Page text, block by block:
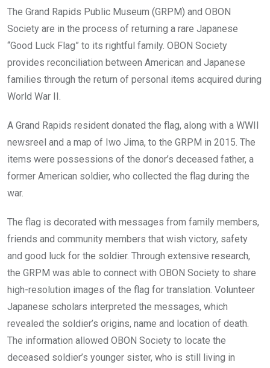
The Grand Rapids Public Museum (GRPM) and OBON
Society are in the process of returning a rare Japanese
“Good Luck Flag” to its rightful family. OBON Society
provides reconciliation between American and Japanese
families through the return of personal items acquired during
World War II.
A Grand Rapids resident donated the flag, along with a WWII
newsreel and a map of Iwo Jima, to the GRPM in 2015. The
items were possessions of the donor’s deceased father, a
former American soldier, who collected the flag during the
war.
The flag is decorated with messages from family members,
friends and community members that wish victory, safety
and good luck for the soldier. Through extensive research,
the GRPM was able to connect with OBON Society to share
high-resolution images of the flag for translation. Volunteer
Japanese scholars interpreted the messages, which
revealed the soldier’s origins, name and location of death.
The information allowed OBON Society to locate the
deceased soldier’s younger sister, who is still living in